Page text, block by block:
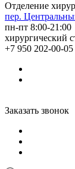
Отделение
пер.
пн-пт 8:00-21:00
хирургический
+7 950 202-00-05
Заказать звонок